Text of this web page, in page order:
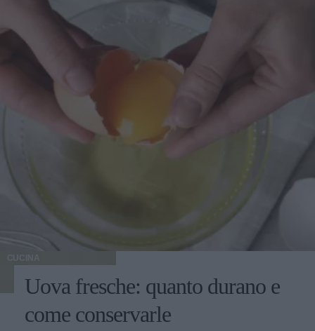
CUCINA
Uova fresche: quanto durano e
come conservarle